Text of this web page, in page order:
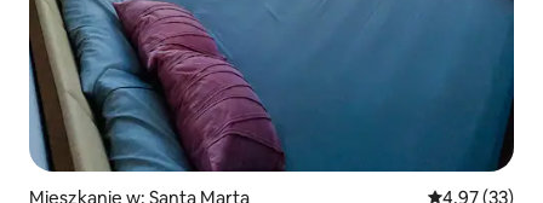
Mieszkanie w: Santa Marta Średnia
4,97 (33)